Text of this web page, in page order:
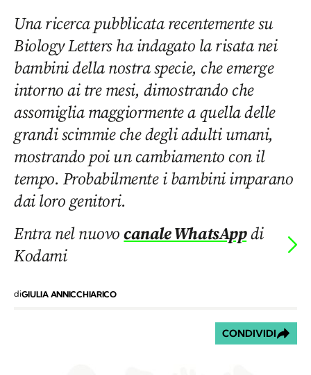
Una ricerca pubblicata recentemente su
Biology Letters ha indagato la risata nei
bambini della nostra specie, che emerge
intorno ai tre mesi, dimostrando che
assomiglia maggiormente a quella delle
grandi scimmie che degli adulti umani,
mostrando poi un cambiamento con il
tempo. Probabilmente i bambini imparano
dai loro genitori.
Entra nel nuovocanale WhatsAppdi
Kodami
diGIULIA ANNICCHIARICO
CONDIVIDI